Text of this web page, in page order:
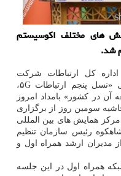
های مختلف اکوسیستم
شد.
کل ارتباطات شرکت
ارتباطات سیار ایران، سمینار تخصصی «نسل پنجم ارتباطات ۵G،
در کشور» بامداد امروز
۲۱ اردیبهشت ماه ۱۴۰۱ در حاشیه سومین روز از برگزاری
بین المللی کیتکس ۲۰۲۲، در مرکز همایش های بین المللی
رئیس سازمان تنظیم
مدیران ارشد همراه اول و
همراه اول در این جلسه